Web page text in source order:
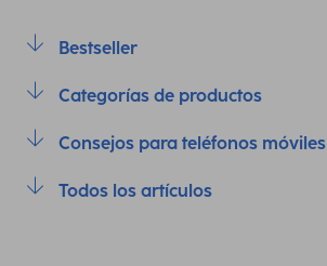
Bestseller
Categorías de productos
Consejos para teléfonos móviles
Todos los artículos